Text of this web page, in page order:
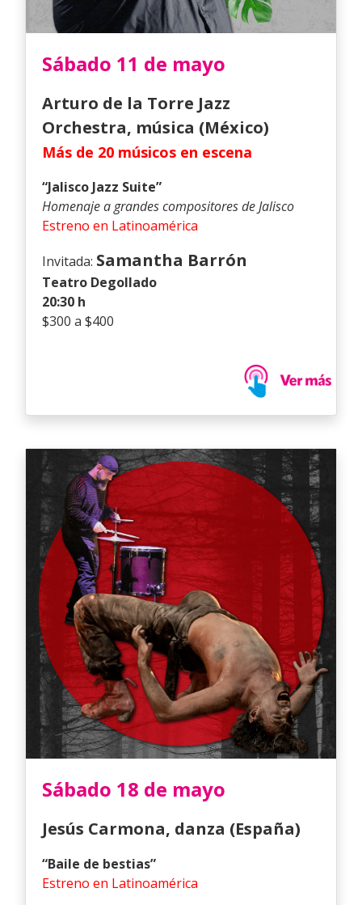
Sábado 11 de mayo
Arturo de la Torre Jazz
Orchestra, música (México)
Más de 20 músicos en escena
“Jalisco Jazz Suite”
Homenaje a grandes compositores de Jalisco
Estreno en Latinoamérica
Invitada: Samantha Barrón
Teatro Degollado
20:30 h
$300 a $400
Sábado 18 de mayo
Jesús Carmona, danza (España)
“Baile de bestias”
Estreno en Latinoamérica